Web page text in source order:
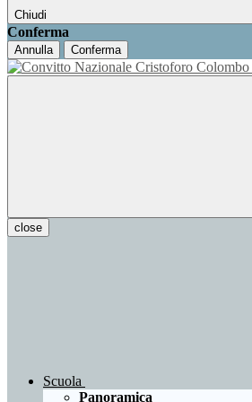
Chiudi
Conferma
Annulla Conferma
close
Scuola
Panoramica